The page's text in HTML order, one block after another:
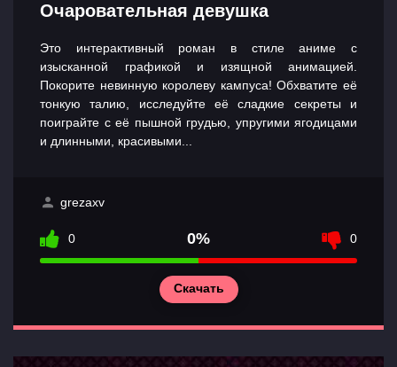
Очаровательная девушка
Это интерактивный роман в стиле аниме с
изысканной графикой и изящной анимацией.
Покорите невинную королеву кампуса! Обхватите её
тонкую талию, исследуйте её сладкие секреты и
поиграйте с её пышной грудью, упругими ягодицами
и длинными, красивыми...
grezaxv
0 0% 0
Скачать